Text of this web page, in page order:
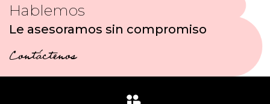
Hablemos
Le asesoramos sin compromiso
Contáctenos